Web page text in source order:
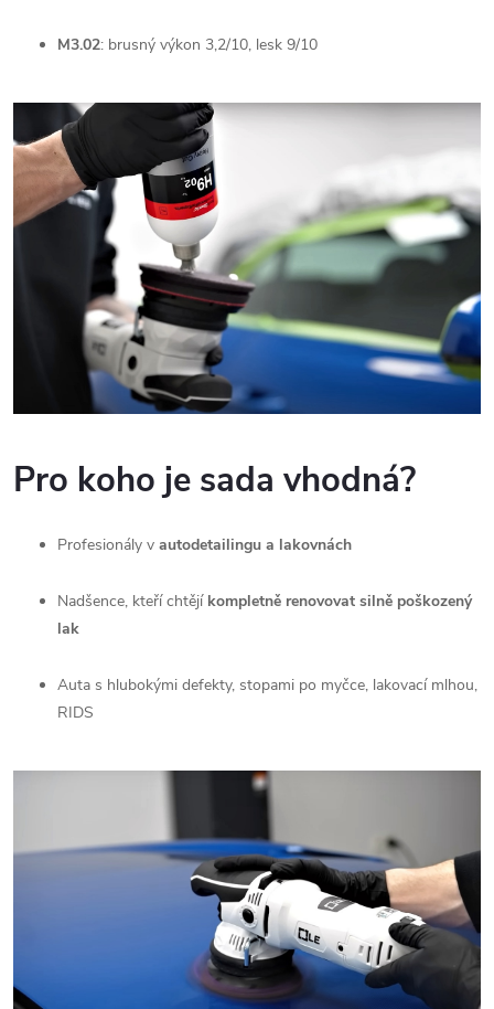
M3.02: brusný výkon 3,2/10, lesk 9/10
Pro koho je sada vhodná?
Profesionály v autodetailingu a lakovnách
Nadšence, kteří chtějí kompletně renovovat silně poškozený
lak
Auta s hlubokými defekty, stopami po myčce, lakovací mlhou,
RIDS